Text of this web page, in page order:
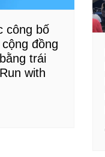
công bố
đồng
trái
with